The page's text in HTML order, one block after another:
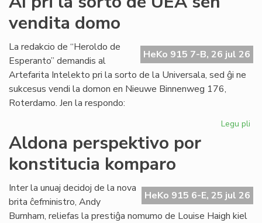
vendita domo
HeKo 915 7-B, 26 jul 26
La redakcio de “Heroldo de
Esperanto” demandis al
Artefarita Intelekto pri la sorto de la Universala, sed ĝi ne
sukcesus vendi la domon en Nieuwe Binnenweg 176,
Roterdamo. Jen la respondo:
Legu pli
de
Aldona perspektivo por
konstitucia komparo
HeKo 915 6-E, 25 jul 26
Inter la unuaj decidoj de la nova
brita ĉefministro, Andy
Burnham, reliefas la prestiĝa nomumo de Louise Haigh kiel